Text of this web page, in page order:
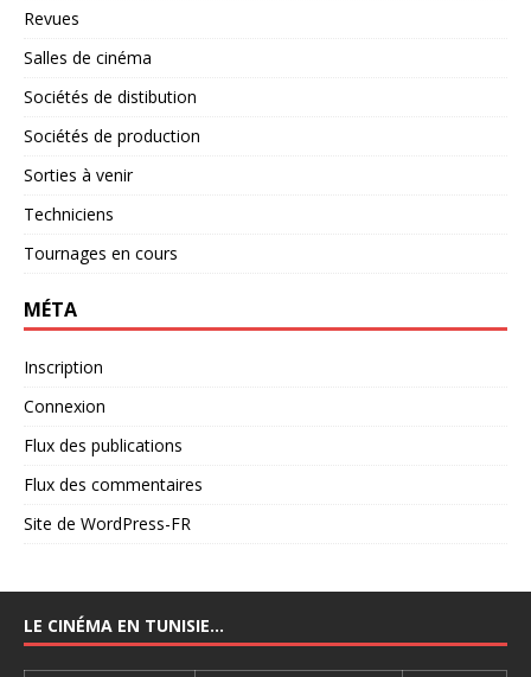
Revues
Salles de cinéma
Sociétés de distibution
Sociétés de production
Sorties à venir
Techniciens
Tournages en cours
MÉTA
Inscription
Connexion
Flux des publications
Flux des commentaires
Site de WordPress-FR
LE CINÉMA EN TUNISIE…